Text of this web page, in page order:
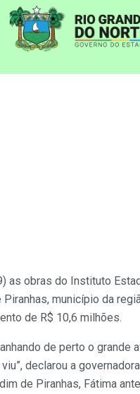
as obras do Instituto
município da
de R$ 10,6 milhões.
de perto o grande
declarou a
de Piranhas, Fátima